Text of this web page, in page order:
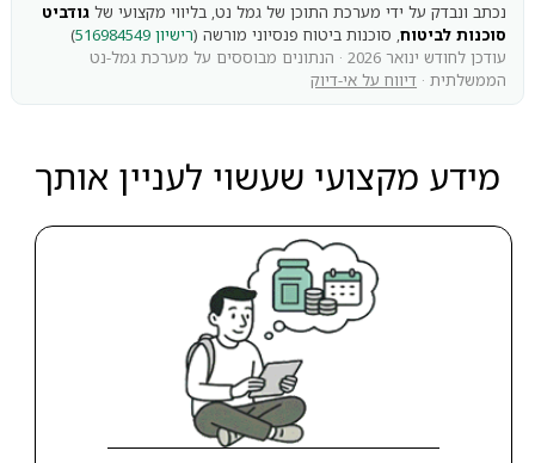
נכתב ונבדק על ידי מערכת התוכן של גמל נט, בליווי מקצועי של גודביט
סוכנות לביטוח, סוכנות ביטוח פנסיוני מורשה (רישיון 516984549
)
עודכן לחודש ינואר 2026 · הנתונים מבוססים על מערכת גמל-נט
הממשלתית · דיווח על אי-דיוק
מידע מקצועי שעשוי לעניין אותך